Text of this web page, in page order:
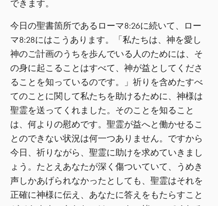
できます。
今日の聖書箇所であるローマ8:26に続いて、ロー
マ8:28にはこうあります。「私たちは、神を愛し
神のご計画のうちを歩んでいる人のためには、そ
の身に起こることはすべて、神が益としてくださ
ることを知っているのです。」祈りを含めたすべ
てのことに関して私たちを助けるために、神様は
聖霊を送ってくれました。そのことを知ること
は、何よりの慰めです。聖霊が益へと働かせるこ
とのできない状況は何一つありません。ですから
今日、祈りながら、聖霊に助けを求めていきまし
ょう。たとえあなたが深く傷ついていて、うめき
声しかあげられなかったとしても、聖霊はそれを
正確に神様に伝え、あなたに答えをもたらすこと